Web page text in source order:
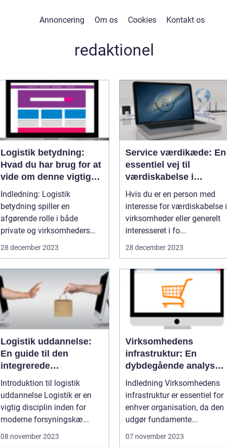
Annoncering Om os Cookies Kontakt os
redaktionel
Logistik betydning:
Hvad du har brug for at
vide om denne vigtige
industri
Indledning: Logistik
betydning spiller en
afgørende rolle i både
private og virksomheders
daglige f...
28 december 2023
Service værdikæde: En
essentiel vej til
værdiskabelse i
moderne virksomheder
Hvis du er en person med
interesse for værdiskabelse i
virksomheder eller generelt
interesseret i fo...
28 december 2023
Logistik uddannelse:
En guide til den
integrerede
forsyningskæde
Introduktion til logistik
uddannelse Logistik er en
vigtig disciplin inden for
moderne forsyningskæ...
08 november 2023
Virksomhedens
infrastruktur: En
dybdegående analyse
af et afgørende
fundament
Indledning Virksomhedens
infrastruktur er essentiel for
enhver organisation, da den
udgør fundamente...
07 november 2023